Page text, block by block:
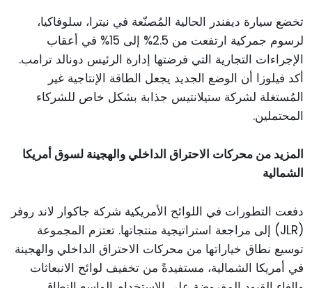
تخضع سيارة ديفندر الحالية المُصنّعة في نيترا، سلوفاكيا،
لرسوم جمركية ارتفعت من 2.5% إلى 15% في أعقاب
الإجراءات التجارية التي فرضتها إدارة الرئيس دونالد ترامب.
أكد فيلوزا أن الوضع الجديد يجعل الطاقة الإنتاجية غير
المُستغلة لشركة ستيلانتيس جذابة بشكل خاص للشركاء
المحتملين.
المزيد من محركات الاحتراق الداخلي والهجينة لسوق أمريكا
الشمالية
دفعت التطورات في اللوائح الأمريكية شركة جاكوار لاند روفر
(JLR) إلى مراجعة استراتيجية منتجاتها. تعتزم المجموعة
توسيع نطاق خياراتها من محركات الاحتراق الداخلي والهجينة
في أمريكا الشمالية، مستفيدةً من تخفيف لوائح الانبعاثات